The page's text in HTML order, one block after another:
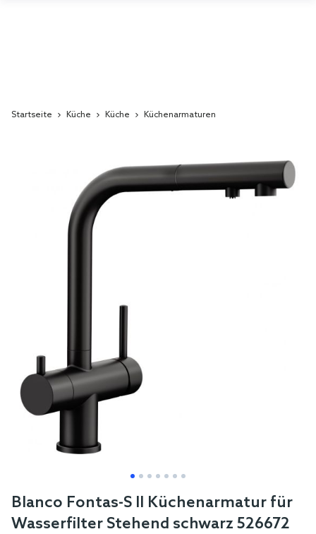
Startseite Küche Küche Küchenarmaturen
Skip
to
Blanco Fontas-S II Küchenarmatur für
Wasserfilter Stehend schwarz 526672